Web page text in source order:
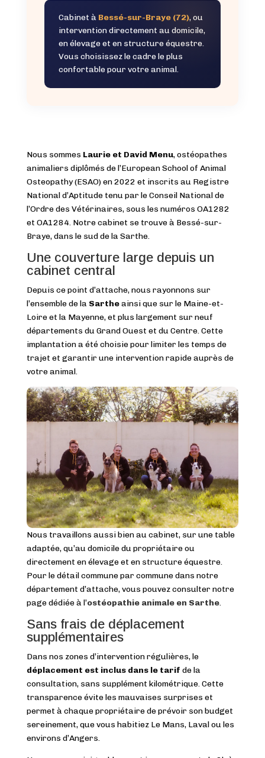
Cabinet à Bessé-sur-Braye (72), ou
intervention directement au domicile,
en élevage et en structure équestre.
Vous choisissez le cadre le plus
confortable pour votre animal.
Nous sommes Laurie et David Menu, ostéopathes
animaliers diplômés de l’European School of Animal
Osteopathy (ESAO) en 2022 et inscrits au Registre
National d’Aptitude tenu par le Conseil National de
l’Ordre des Vétérinaires, sous les numéros OA1282
et OA1284. Notre cabinet se trouve à Bessé-sur-
Braye, dans le sud de la Sarthe.
Une couverture large depuis un
cabinet central
Depuis ce point d’attache, nous rayonnons sur
l’ensemble de la Sartheainsi que sur le Maine-et-
Loire et la Mayenne, et plus largement sur neuf
départements du Grand Ouest et du Centre. Cette
implantation a été choisie pour limiter les temps de
trajet et garantir une intervention rapide auprès de
votre animal.
Nous travaillons aussi bien au cabinet, sur une table
adaptée, qu’au domicile du propriétaire ou
directement en élevage et en structure équestre.
Pour le détail commune par commune dans notre
département d’attache, vous pouvez consulter notre
page dédiée à l’ostéopathie animale en Sarthe.
Sans frais de déplacement
supplémentaires
Dans nos zones d’intervention régulières, le
déplacement est inclus dans le tarif de la
consultation, sans supplément kilométrique. Cette
transparence évite les mauvaises surprises et
permet à chaque propriétaire de prévoir son budget
sereinement, que vous habitiez Le Mans, Laval ou les
environs d’Angers.